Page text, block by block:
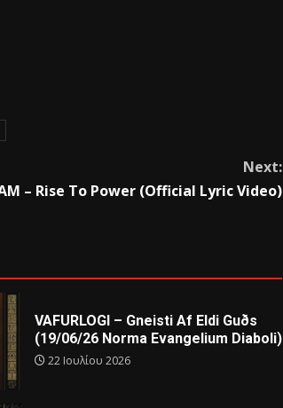
Next:
– Rise To Power (Official Lyric Video)
VAFURLOGI – Gneisti Af Eldi Guðs
(19/06/26 Norma Evangelium Diaboli)
22 Ιουλίου 2026